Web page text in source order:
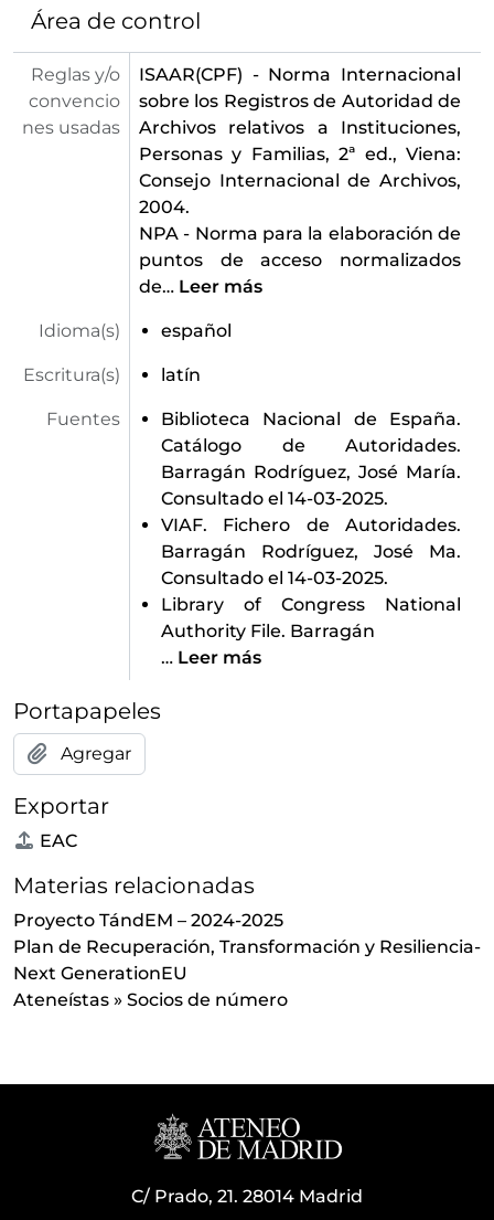
Área de control
Reglas y/o
convencio
nes usadas
ISAAR(CPF) - Norma Internacional
sobre los Registros de Autoridad de
Archivos relativos a Instituciones,
Personas y Familias, 2ª ed., Viena:
Consejo Internacional de Archivos,
2004.
NPA - Norma para la elaboración de
puntos de acceso normalizados
de… Leer más
Idioma(s) español
Escritura(s) latín
Fuentes
Biblioteca Nacional de España.
Catálogo de Autoridades.
Barragán Rodríguez, José María.
Consultado el 14-03-2025.
VIAF. Fichero de Autoridades.
Barragán Rodríguez, José Ma.
Consultado el 14-03-2025.
Library of Congress National
Authority File. Barragán
… Leer más
Portapapeles
Agregar
Exportar
EAC
Materias relacionadas
Proyecto TándEM – 2024-2025
Plan de Recuperación, Transformación y Resiliencia-
Next GenerationEU
Ateneístas » Socios de número
C/ Prado, 21. 28014 Madrid